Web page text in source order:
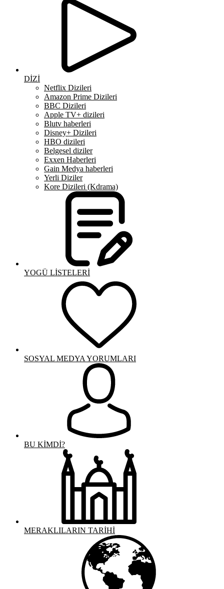
DİZİ
Netflix Dizileri
Amazon Prime Dizileri
BBC Dizileri
Apple TV+ dizileri
Blutv haberleri
Disney+ Dizileri
HBO dizileri
Belgesel diziler
Exxen Haberleri
Gain Medya haberleri
Yerli Diziler
Kore Dizileri (Kdrama)
YOGÜ LİSTELERİ
SOSYAL MEDYA YORUMLARI
BU KİMDİ?
MERAKLILARIN TARİHİ